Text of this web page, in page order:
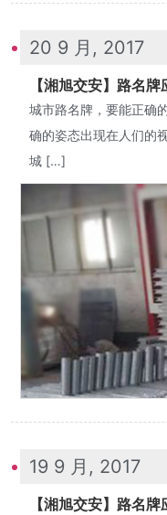
20 9 月, 2017
【湘旭交安】路名
城市路名牌，要能正确
确的姿态出现在人们的
城 […]
19 9 月, 2017
【湘旭交安】路名